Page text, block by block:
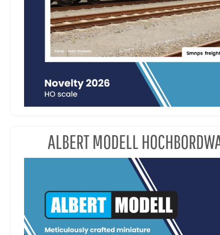
ALBERT MODELL